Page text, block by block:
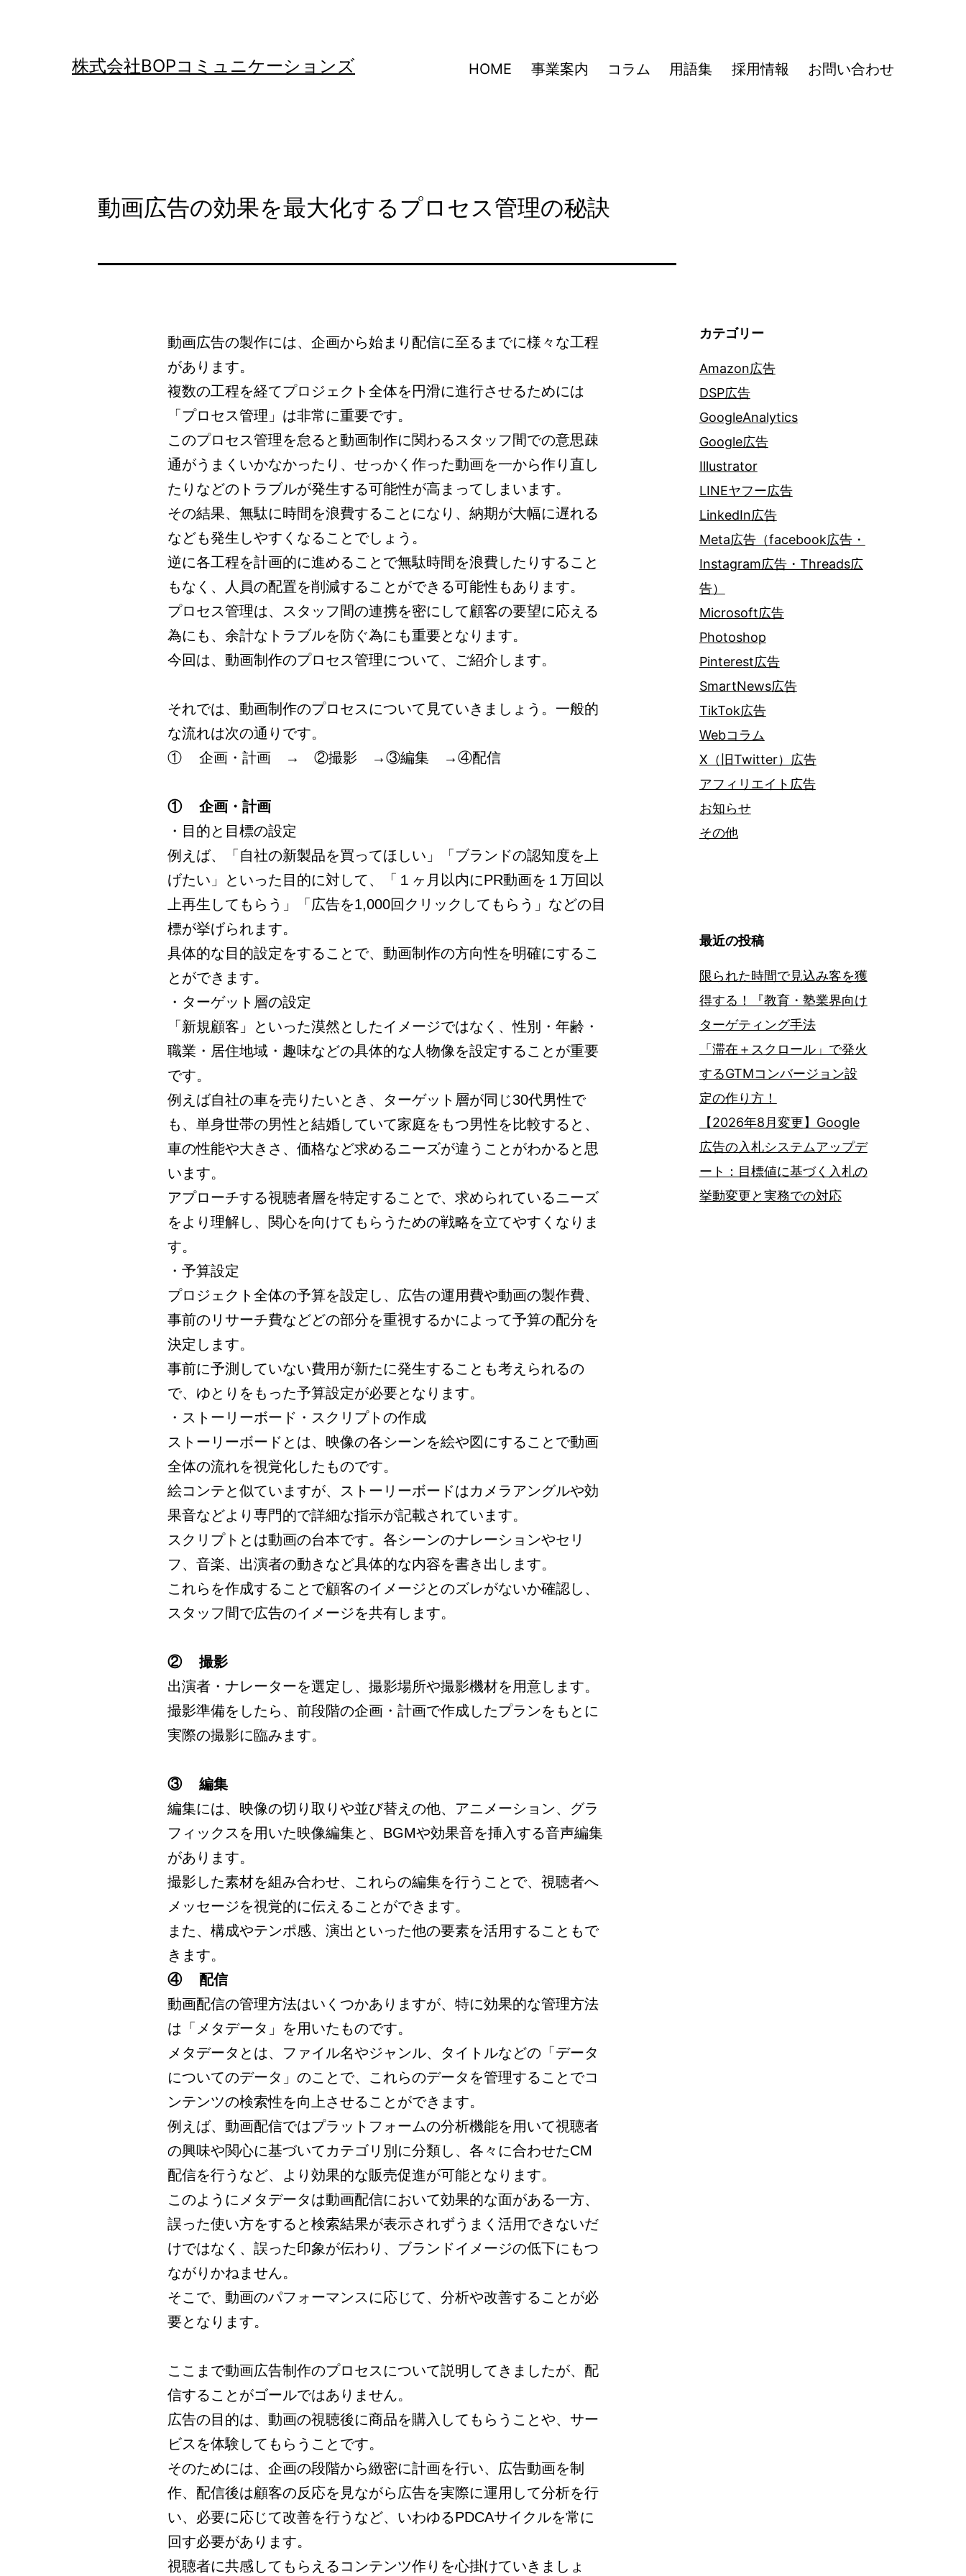
株式会社BOPコミュニケーションズ HOME 事業案内 コラム 用語集 採用情報 お問い合わせ
動画広告の効果を最大化するプロセス管理の秘訣
動画広告の製作には、企画から始まり配信に至るまでに様々な工程
があります。
複数の工程を経てプロジェクト全体を円滑に進行させるためには
「プロセス管理」は非常に重要です。
このプロセス管理を怠ると動画制作に関わるスタッフ間での意思疎
通がうまくいかなかったり、せっかく作った動画を一から作り直し
たりなどのトラブルが発生する可能性が高まってしまいます。
その結果、無駄に時間を浪費することになり、納期が大幅に遅れる
なども発生しやすくなることでしょう。
逆に各工程を計画的に進めることで無駄時間を浪費したりすること
もなく、人員の配置を削減することができる可能性もあります。
プロセス管理は、
スタッフ間の連携を密にして顧客の要望に応える
為にも、余計なトラブルを防ぐ為にも重要となります。
今回は、動画制作のプロセス管理について、ご紹介します。
それでは、動画制作のプロセスについて見ていきましょう。一般的
な流れは次の通りです。
①
企画・計画 → ②撮影 →③編集 →④配信
①
企画・計画
・目的と目標の設定
例えば、「自社の新製品を買ってほしい」「ブランドの認知度を上
げたい」といった目的に対して、「１ヶ月以内にPR動画を１万回以
上再生してもらう」「広告を1,000回クリックしてもらう」などの目
標が挙げられます。
具体的な目的設定をすることで、動画制作の方向性を明確にするこ
とができます。
・ターゲット層の設定
「新規顧客」といった漠然としたイメージではなく、性別・年齢・
職業・居住地域・趣味などの具体的な人物像を設定することが重要
です。
例えば自社の車を売りたいとき、ターゲット層が同じ30代男性で
も、単身世帯の男性と結婚していて家庭をもつ男性を比較すると、
車の性能や大きさ、価格など求めるニーズが違うことがわかると思
います。
アプローチする視聴者層を特定することで、求められているニーズ
をより理解し、関心を向けてもらうための戦略を立てやすくなりま
す。
・予算設定
プロジェクト全体の予算を設定し、広告の運用費や動画の製作費、
事前のリサーチ費などどの部分を重視するかによって予算の配分を
決定します。
事前に予測していない費用が新たに発生することも考えられるの
で、ゆとりをもった予算設定が必要となります。
・ストーリーボード・スクリプトの作成
ストーリーボードとは、映像の各シーンを絵や図にすることで動画
全体の流れを視覚化したものです。
絵コンテと似ていますが、ストーリーボードはカメラアングルや効
果音などより専門的で詳細な指示が記載されています。
スクリプトとは動画の台本です。各シーンのナレーションやセリ
フ、音楽、出演者の動きなど具体的な内容を書き出します。
これらを作成することで顧客のイメージとのズレがないか確認し、
スタッフ間で広告のイメージを共有します。
②
撮影
出演者・ナレーターを選定し、撮影場所や撮影機材を用意します。
撮影準備をしたら、前段階の企画・計画で作成したプランをもとに
実際の撮影に臨みます。
③
編集
編集には、映像の切り取りや並び替えの他、アニメーション、グラ
フィックスを用いた映像編集と、BGMや効果音を挿入する音声編集
があります。
撮影した素材を組み合わせ、これらの編集を行うことで、視聴者へ
メッセージを視覚的に伝えることができます。
また、構成やテンポ感、演出といった他の要素を活用することもで
きます。
④
配信
動画配信の管理方法はいくつかありますが、特に効果的な管理方法
は「メタデータ」を用いたものです。
メタデータとは、ファイル名やジャンル、タイトルなどの「データ
についてのデータ」のことで、これらのデータを管理することでコ
ンテンツの検索性を向上させることができます。
例えば、動画配信ではプラットフォームの分析機能を用いて視聴者
の興味や関心に基づいてカテゴリ別に分類し、各々に合わせたCM
配信を行うなど、より効果的な販売促進が可能となります。
このようにメタデータは動画配信において効果的な面がある一方、
誤った使い方をすると検索結果が表示されずうまく活用できないだ
けではなく、誤った印象が伝わり、ブランドイメージの低下にもつ
ながりかねません。
そこで、動画のパフォーマンスに応じて、分析や改善することが必
要となります。
ここまで動画広告制作のプロセスについて説明してきましたが、配
信することがゴールではありません。
広告の目的は、動画の視聴後に商品を購入してもらうことや、サー
ビスを体験してもらうことです。
そのためには、企画の段階から緻密に計画を行い、広告動画を制
作、配信後は顧客の反応を見ながら広告を実際に運用して分析を行
い、必要に応じて改善を行うなど、いわゆるPDCAサイクルを常に
回す必要があります。
視聴者に共感してもらえるコンテンツ作りを心掛けていきましょ
カテゴリー
Amazon広告
DSP広告
GoogleAnalytics
Google広告
Illustrator
LINEヤフー広告
LinkedIn広告
Meta広告（facebook広告・
Instagram広告・Threads広
告）
Microsoft広告
Photoshop
Pinterest広告
SmartNews広告
TikTok広告
Webコラム
X（旧Twitter）広告
アフィリエイト広告
お知らせ
その他
最近の投稿
限られた時間で見込み客を獲
得する！『教育・塾業界向け
ターゲティング手法
「滞在＋スクロール」で発火
するGTMコンバージョン設
定の作り方！
【2026年8月変更】Google
広告の入札システムアップデ
ート：目標値に基づく入札の
挙動変更と実務での対応